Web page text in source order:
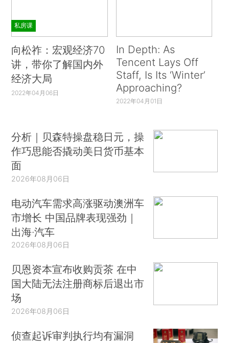
私房课
向松祚：宏观经济70
讲，带你了解国内外
经济大局
2022年04月06日
In Depth: As
Tencent Lays Off
Staff, Is Its ‘Winter’
Approaching?
2022年04月01日
分析｜贝森特操盘稳日元，操
作巧思能否撬动美日货币基本
面
2026年08月06日
电动汽车需求高涨驱动澳洲车
市增长 中国品牌表现强劲｜
出海·汽车
2026年08月06日
贝恩资本宣布收购贡茶 在中
国大陆无法注册商标后退出市
场
2026年08月06日
侦查起诉审判执行均有漏洞